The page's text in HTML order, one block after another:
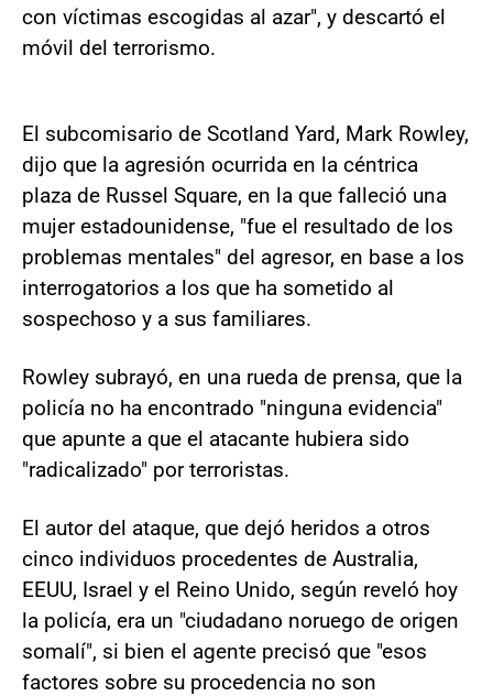
con víctimas escogidas al azar", y descartó el
móvil del terrorismo.
El subcomisario de Scotland Yard, Mark Rowley,
dijo que la agresión ocurrida en la céntrica
plaza de Russel Square, en la que falleció una
mujer estadounidense, "fue el resultado de los
problemas mentales" del agresor, en base a los
interrogatorios a los que ha sometido al
sospechoso y a sus familiares.
Rowley subrayó, en una rueda de prensa, que la
policía no ha encontrado "ninguna evidencia"
que apunte a que el atacante hubiera sido
"radicalizado" por terroristas.
El autor del ataque, que dejó heridos a otros
cinco individuos procedentes de Australia,
EEUU, Israel y el Reino Unido, según reveló hoy
la policía, era un "ciudadano noruego de origen
somalí", si bien el agente precisó que "esos
factores sobre su procedencia no son